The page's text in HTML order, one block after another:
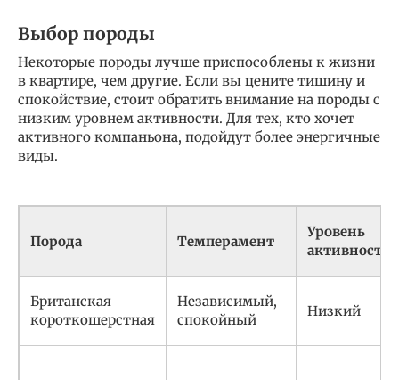
Выбор породы
Некоторые породы лучше приспособлены к жизни
в квартире, чем другие. Если вы цените тишину и
спокойствие, стоит обратить внимание на породы с
низким уровнем активности. Для тех, кто хочет
активного компаньона, подойдут более энергичные
виды.
Порода Темперамент
Уровень
активности
Британская
короткошерстная
Независимый,
спокойный
Низкий